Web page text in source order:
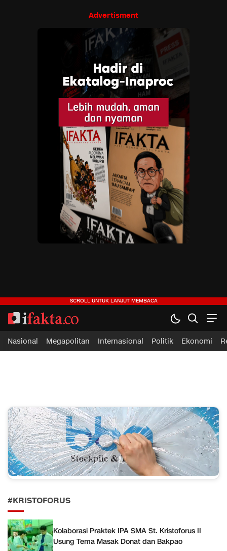
Advertisment
ifakta.co
#pastibenar
Nasional Megapolitan Internasional Politik Ekonomi
#KRISTOFORUS
Kolaborasi Praktek IPA SMA St. Kristoforus II
Usung Tema Masak Donat dan Bakpao